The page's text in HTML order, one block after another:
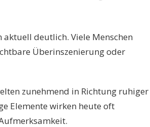
deutlich. Viele Menschen
Überinszenierung oder
zunehmend in Richtung ruhiger
Elemente wirken heute oft